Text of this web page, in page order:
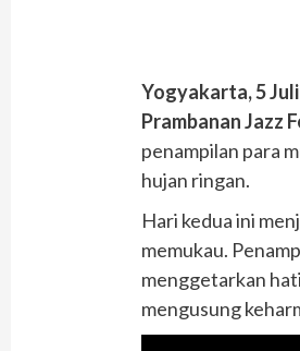
Yogyakarta, 5
Prambanan Jazz
penampilan para
hujan ringan.
Hari kedua ini
memukau.
menggetarkan
mengusung